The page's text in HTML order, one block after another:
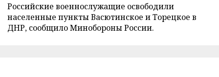
Российские военнослужащие освободили
населенные пункты Васютинское и Торецкое в
ДНР, сообщило Минобороны России.